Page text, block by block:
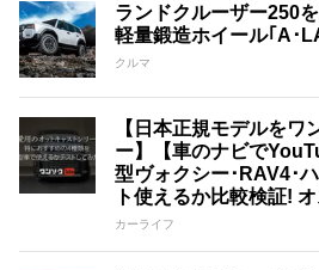
ランドクルーザー250
軽量鍛造ホイール｢A･
クルマ
【日本正規モデルをワ
ー】【車のナビで
型ヴォクシー･RAV4･
ト使えるか比較検証!
カーライフ